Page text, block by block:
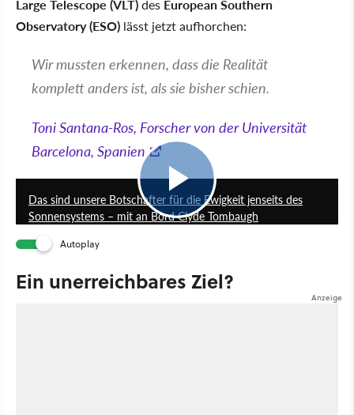
Large Telescope (VLT)des European Southern
Observatory (ESO) lässt jetzt aufhorchen:
Wir mussten erkennen, dass die Realität
komplett anders ist, als sie bisher schien.
Toni Santana-Ros, Forscher von der Universität
Barcelona, Spanien
Das sind unsere Botschafter für die Ewigkeit jenseits des
Sonnensystems – mit an Bord Clyde Tombaugh
Autoplay
Ein unerreichbares Ziel?